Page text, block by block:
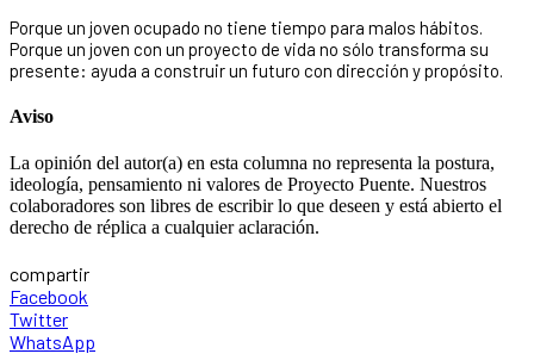
Porque un joven ocupado no tiene tiempo para malos hábitos.
Porque un joven con un proyecto de vida no sólo transforma su
presente: ayuda a construir un futuro con dirección y propósito.
Aviso
La opinión del autor(a) en esta columna no representa la postura,
ideología, pensamiento ni valores de Proyecto Puente. Nuestros
colaboradores son libres de escribir lo que deseen y está abierto el
derecho de réplica a cualquier aclaración.
compartir
Facebook
Twitter
WhatsApp